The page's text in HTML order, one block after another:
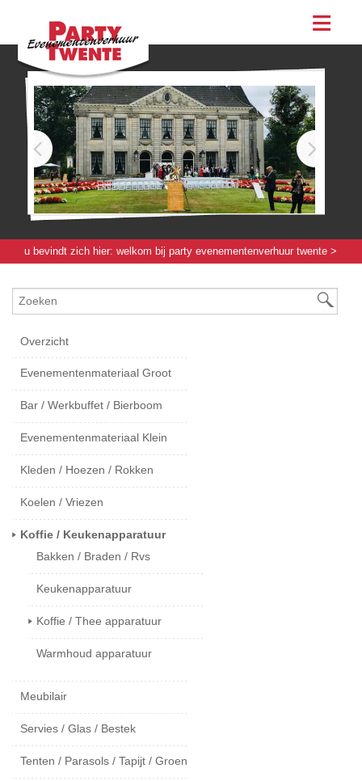
assortiment
evenementen
feesten
bestellen
contact
u bevindt zich hier: welkom bij party evenementenverhuur twente >
bolero turbo 32a
Overzicht
Evenementenmateriaal Groot
Bar / Werkbuffet / Bierboom
Evenementenmateriaal Klein
Kleden / Hoezen / Rokken
Koelen / Vriezen
Koffie / Keukenapparatuur
Bakken / Braden / Rvs
Keukenapparatuur
Koffie / Thee apparatuur
Warmhoud apparatuur
Meubilair
Servies / Glas / Bestek
Tenten / Parasols / Tapijt / Groen